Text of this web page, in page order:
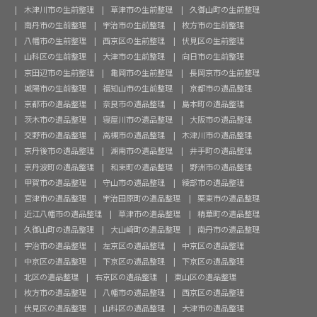
木津川市の生前整理
草津市の生前整理
久御山町の生前整理
南丹市の生前整理
宇治市の生前整理
枚方市の生前整理
八幡市の生前整理
西京区の生前整理
伏見区の生前整理
山科区の生前整理
大津市の生前整理
向日市の生前整理
京田辺市の生前整理
亀岡市の生前整理
長岡京市の生前整理
城陽市の生前整理
福知山市の生前整理
京都市の遺品整理
京都市の遺品整理
奈良市の遺品整理
島本町の遺品整理
茨木市の遺品整理
寝屋川市の遺品整理
大阪市の遺品整理
交野市の遺品整理
高槻市の遺品整理
木津川市の遺品整理
京丹後市の遺品整理
湖南市の遺品整理
井手町の遺品整理
京丹波町の遺品整理
和束町の遺品整理
野洲市の遺品整理
甲賀市の遺品整理
守山市の遺品整理
綾部市の遺品整理
宮津市の遺品整理
宇治田原町の遺品整理
栗東市の遺品整理
近江八幡市の遺品整理
草津市の遺品整理
精華町の遺品整理
久御山町の遺品整理
大山崎町の遺品整理
南丹市の遺品整理
宇治市の遺品整理
左京区の遺品整理
中京区の遺品整理
中京区の遺品整理
下京区の遺品整理
下京区の遺品整理
北区の遺品整理
右京区の遺品整理
東山区の遺品整理
枚方市の遺品整理
八幡市の遺品整理
西京区の遺品整理
伏見区の遺品整理
山科区の遺品整理 大津市の遺品整理